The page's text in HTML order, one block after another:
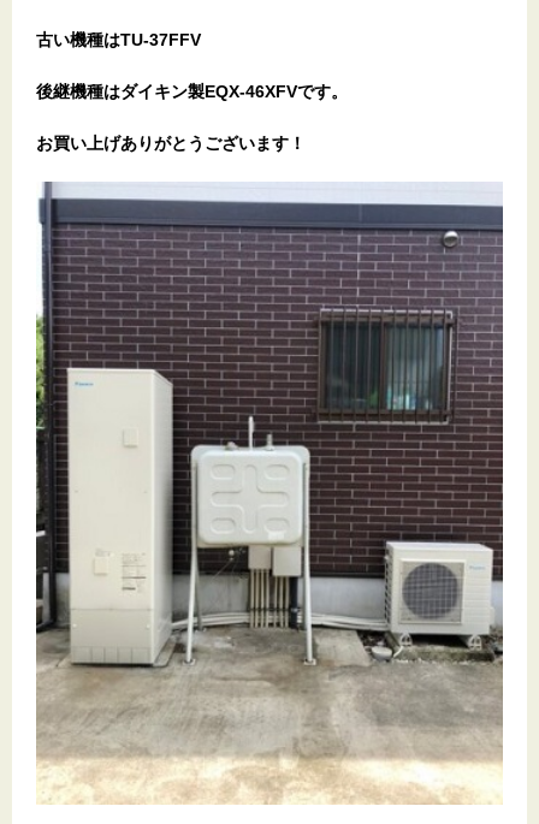
古い機種はTU-37FFV
後継機種はダイキン製EQX-46XFVです。
お買い上げありがとうございます！